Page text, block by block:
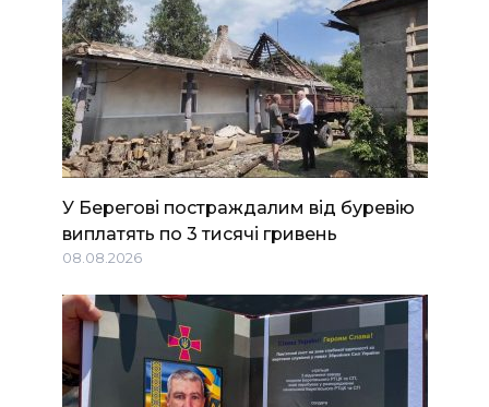
У Берегові постраждалим від буревію
виплатять по 3 тисячі гривень
08.08.2026